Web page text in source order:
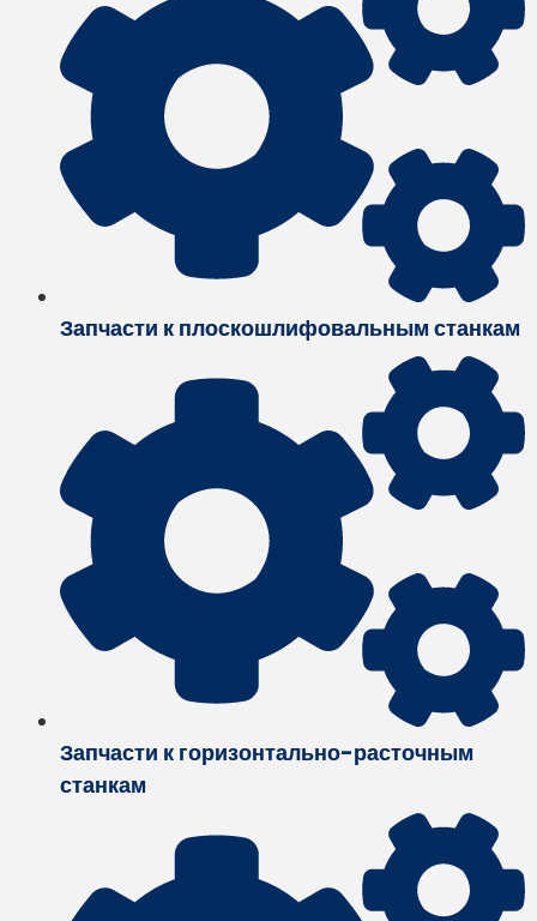
Запчасти к плоскошлифовальным станкам
Запчасти к горизонтально-расточным
станкам